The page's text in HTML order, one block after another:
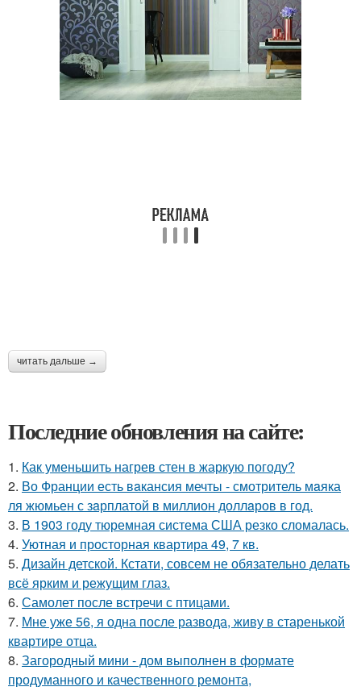
читать дальше →
Последние обновления на сайте:
1. Как уменьшить нагрев стен в жаркую погоду?
2. Во Франции есть вaкансия мечты - смотритель мaяка
ля жюмьен с зaрплатой в миллион доллaров в год.
3. В 1903 году тюремная система США резко сломалась.
4. Уютная и просторная квартира 49, 7 кв.
5. Дизайн детской. Кстати, совсем не обязательно делать
всё ярким и режущим глаз.
6. Самолет после встречи с птицами.
7. Мне уже 56, я одна после развода, живу в старенькой
квартире отца.
8. Загородный мини - дом выполнен в формате
продуманного и качественного ремонта,